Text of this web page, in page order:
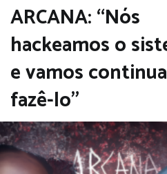
ARCANA: “Nós
hackeamos o
e vamos
fazê-lo”